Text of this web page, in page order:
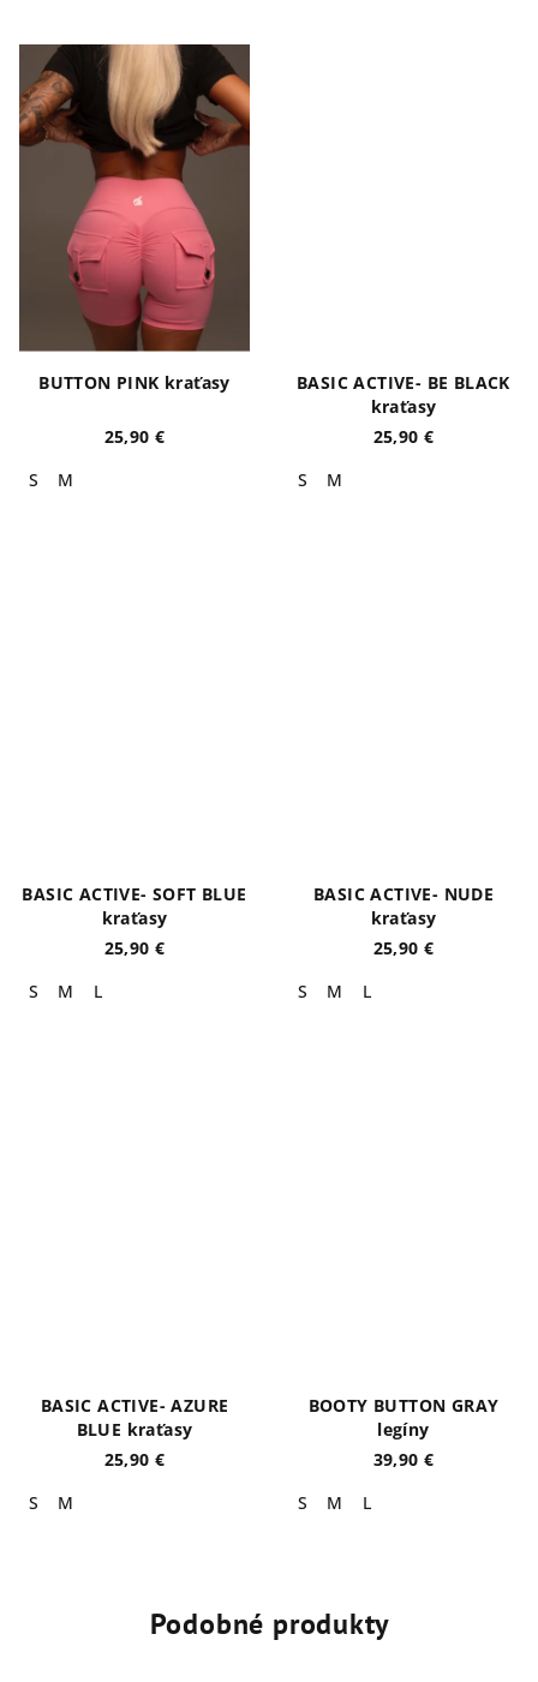
BUTTON PINK kraťasy
25,90 €
S
M
BASIC ACTIVE- BE BLACK
kraťasy
25,90 €
S
M
BASIC ACTIVE- SOFT BLUE
kraťasy
25,90 €
S
M L
BASIC ACTIVE- NUDE
kraťasy
25,90 €
S
M L
BASIC ACTIVE- AZURE
BLUE kraťasy
25,90 €
S
M
BOOTY BUTTON GRAY
legíny
39,90 €
S
M L
Podobné produkty